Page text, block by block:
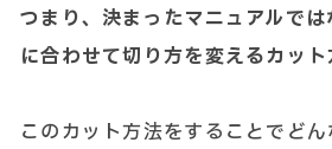
つまり、決まったマニュアルで
に合わせて切り方を変えるカット
このカット方法をすることでど